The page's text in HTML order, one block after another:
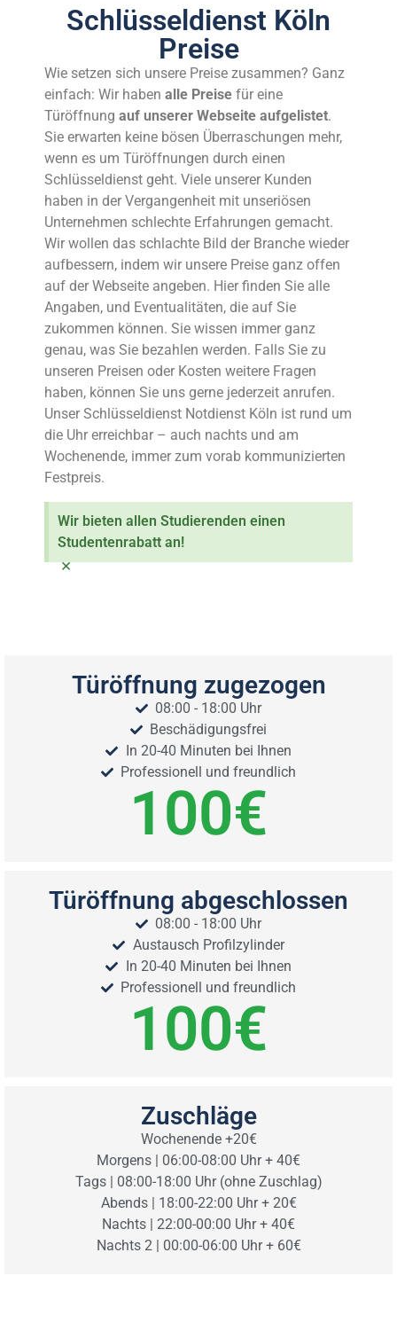
Schlüsseldienst Köln
Preise
Wie setzen sich unsere Preise zusammen? Ganz
einfach: Wir haben alle Preise für eine
Türöffnung auf unserer Webseite aufgelistet.
Sie erwarten keine bösen Überraschungen mehr,
wenn es um Türöffnungen durch einen
Schlüsseldienst geht. Viele unserer Kunden
haben in der Vergangenheit mit unseriösen
Unternehmen schlechte Erfahrungen gemacht.
Wir wollen das schlachte Bild der Branche wieder
aufbessern, indem wir unsere Preise ganz offen
auf der Webseite angeben. Hier finden Sie alle
Angaben, und Eventualitäten, die auf Sie
zukommen können. Sie wissen immer ganz
genau, was Sie bezahlen werden. Falls Sie zu
unseren Preisen oder Kosten weitere Fragen
haben, können Sie uns gerne jederzeit anrufen.
Unser Schlüsseldienst Notdienst Köln ist rund um
die Uhr erreichbar – auch nachts und am
Wochenende, immer zum vorab kommunizierten
Festpreis.
Wir bieten allen Studierenden einen
Studentenrabatt an!
×
Türöffnung zugezogen
08:00 - 18:00 Uhr
Beschädigungsfrei
In 20-40 Minuten bei Ihnen
Professionell und freundlich
100€
Türöffnung abgeschlossen
08:00 - 18:00 Uhr
Austausch Profilzylinder
In 20-40 Minuten bei Ihnen
Professionell und freundlich
100€
Zuschläge
Wochenende +20€
Morgens | 06:00-08:00 Uhr + 40€
Tags | 08:00-18:00 Uhr (ohne Zuschlag)
Abends | 18:00-22:00 Uhr + 20€
Nachts | 22:00-00:00 Uhr + 40€
Nachts 2 | 00:00-06:00 Uhr + 60€